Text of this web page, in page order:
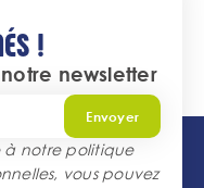
!
newsletter
Envoyer
à notre politique
vous pouvez